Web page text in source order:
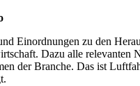
Einordnungen zu den
Dazu alle relevanten
der Branche. Das ist